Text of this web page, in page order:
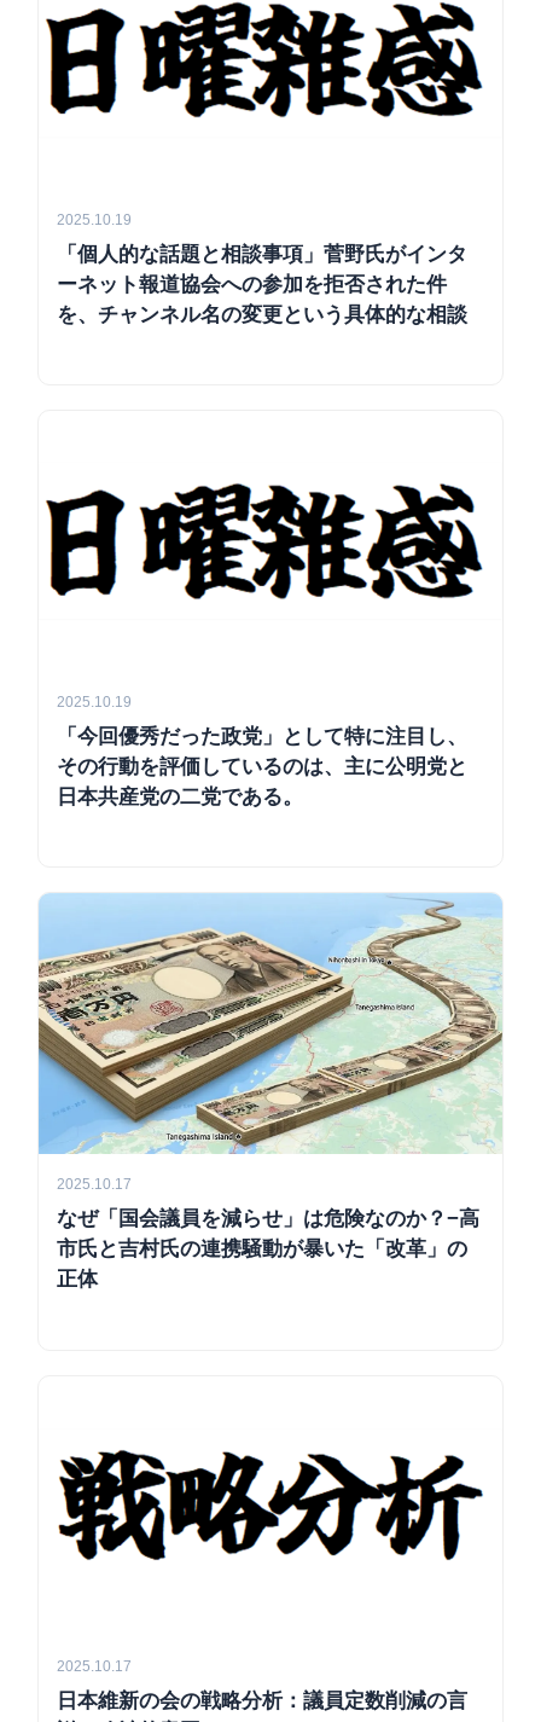
2025.10.19
「個人的な話題と相談事項」菅野氏がインタ
ーネット報道協会への参加を拒否された件
を、チャンネル名の変更という具体的な相談
2025.10.19
「今回優秀だった政党」として特に注目し、
その行動を評価しているのは、主に公明党と
日本共産党の二党である。
2025.10.17
なぜ「国会議員を減らせ」は危険なのか？−高
市氏と吉村氏の連携騒動が暴いた「改革」の
正体
2025.10.17
日本維新の会の戦略分析：議員定数削減の言